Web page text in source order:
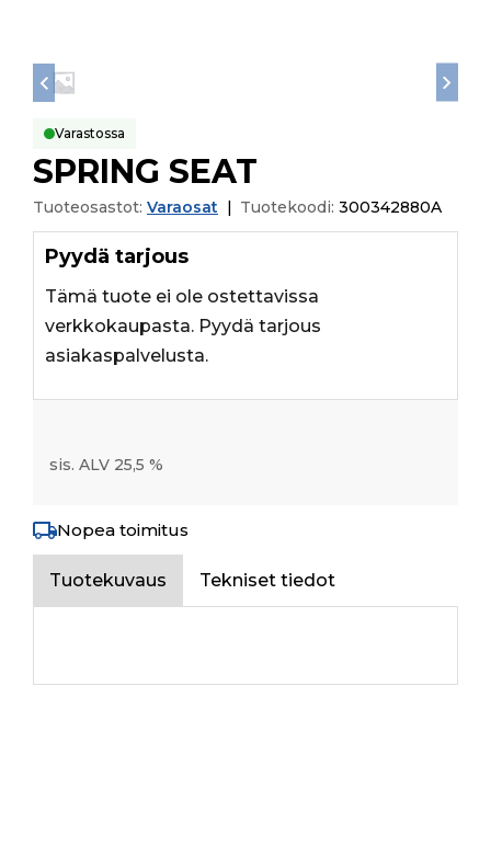
Varastossa
SPRING SEAT
Tuoteosastot: Varaosat Tuotekoodi: 300342880A
Pyydä tarjous
Tämä tuote ei ole ostettavissa
verkkokaupasta. Pyydä tarjous
asiakaspalvelusta.
sis. ALV 25,5 %
Nopea toimitus
Tuotekuvaus Tekniset tiedot